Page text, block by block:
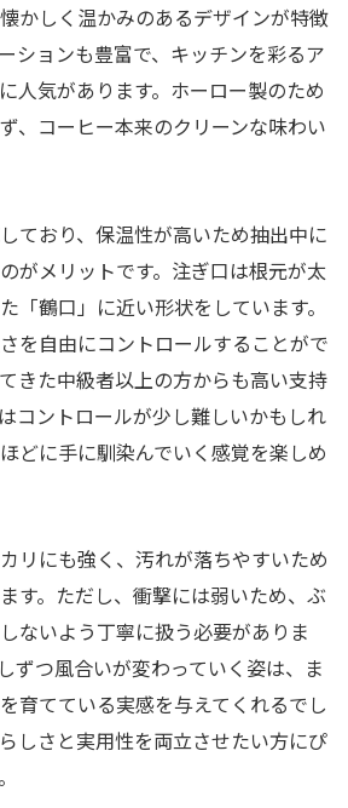
かしく温かみのあるデザインが特徴
ションも豊富で、キッチンを彩るア
人気があります。ホーロー製のため
、コーヒー本来のクリーンな味わい
ており、保温性が高いため抽出中に
がメリットです。注ぎ口は根元が太
「鶴口」に近い形状をしています。
を自由にコントロールすることがで
きた中級者以上の方からも高い支持
コントロールが少し難しいかもしれ
どに手に馴染んでいく感覚を楽しめ
リにも強く、汚れが落ちやすいため
す。ただし、衝撃には弱いため、ぶ
ないよう丁寧に扱う必要がありま
ずつ風合いが変わっていく姿は、ま
育てている実感を与えてくれるでし
しさと実用性を両立させたい方にぴ